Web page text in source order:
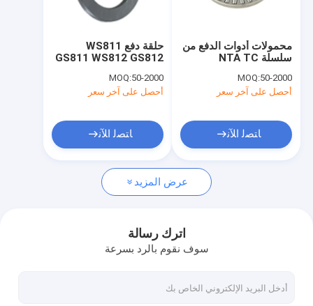
حولنا
اتصل بنا
أخبار
اطلب عرض أسعار
تعادل محامل كأس إبرة
محامل مشتركة عالمية
حلقة دفع WS811
GS811 WS812 GS812
MOQ:50-2000
أحصل على آخر سعر
ﺎﺘﺼﻟ ﺍﻶﻧ
محمولات أدوات الدفع من
سلسلة NTA TC
MOQ:50-2000
أحصل على آخر سعر
ﺎﺘﺼﻟ ﺍﻶﻧ
عرض المزيد
اترك رسالة
سوف نقوم بالرد بسرعة